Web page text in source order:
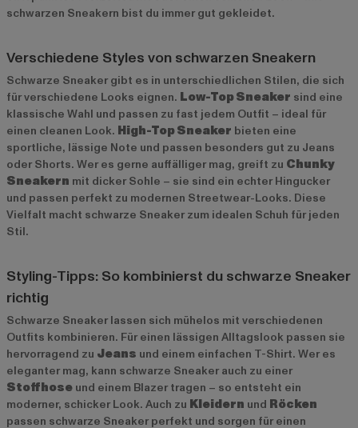
schwarzen Sneakern bist du immer gut gekleidet.
Verschiedene Styles von schwarzen Sneakern
Schwarze Sneaker gibt es in unterschiedlichen Stilen, die sich
für verschiedene Looks eignen. Low-Top Sneaker sind eine
klassische Wahl und passen zu fast jedem Outfit – ideal für
einen cleanen Look. High-Top Sneaker bieten eine
sportliche, lässige Note und passen besonders gut zu Jeans
oder Shorts. Wer es gerne auffälliger mag, greift zu Chunky
Sneakern mit dicker Sohle – sie sind ein echter Hingucker
und passen perfekt zu modernen Streetwear-Looks. Diese
Vielfalt macht schwarze Sneaker zum idealen Schuh für jeden
Stil.
Styling-Tipps: So kombinierst du schwarze Sneaker
richtig
Schwarze Sneaker lassen sich mühelos mit verschiedenen
Outfits kombinieren. Für einen lässigen Alltagslook passen sie
hervorragend zu Jeans und einem einfachen T-Shirt. Wer es
eleganter mag, kann schwarze Sneaker auch zu einer
Stoffhose und einem Blazer tragen – so entsteht ein
moderner, schicker Look. Auch zu Kleidern und Röcken
passen schwarze Sneaker perfekt und sorgen für einen